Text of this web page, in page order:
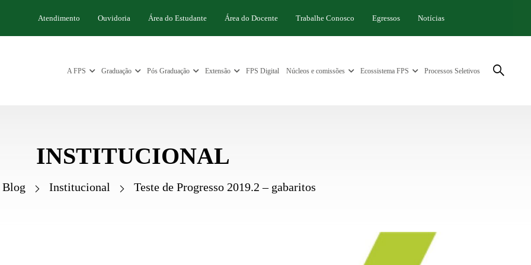
Atendimento Ouvidoria Área do Estudante Área do Docente Trabalhe Conosco Egressos Notícias
A FPS Graduação Pós Graduação Extensão FPS Digital Núcleos e comissões Ecossistema FPS Processos Seletivos
INSTITUCIONAL
Blog Institucional Teste de Progresso 2019.2 – gabaritos